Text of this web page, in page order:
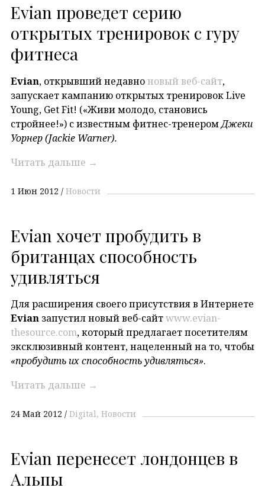
Evian проведет серию
открытых тренировок с гуру
фитнеса
Evian, открывший недавно новый веб-сайт,
запускает кампанию открытых тренировок Live
Young, Get Fit! («Живи молодо, становись
стройнее!») с известным фитнес-тренером Джеки
Уорнер (Jackie Warner).
Читать дальше →
1 Июн 2012 Новости
Evian хочет пробудить в
британцах способность
удивляться
Для расширения своего присутствия в Интернете
Evian запустил новый веб-сайтwww.evian-
thesource.com, который предлагает посетителям
эксклюзивный контент, нацеленный на то, чтобы
«пробудить их способность удивляться».
Читать дальше →
24 Май 2012 Digital Новости
Evian перенесет лондонцев в
Альпы